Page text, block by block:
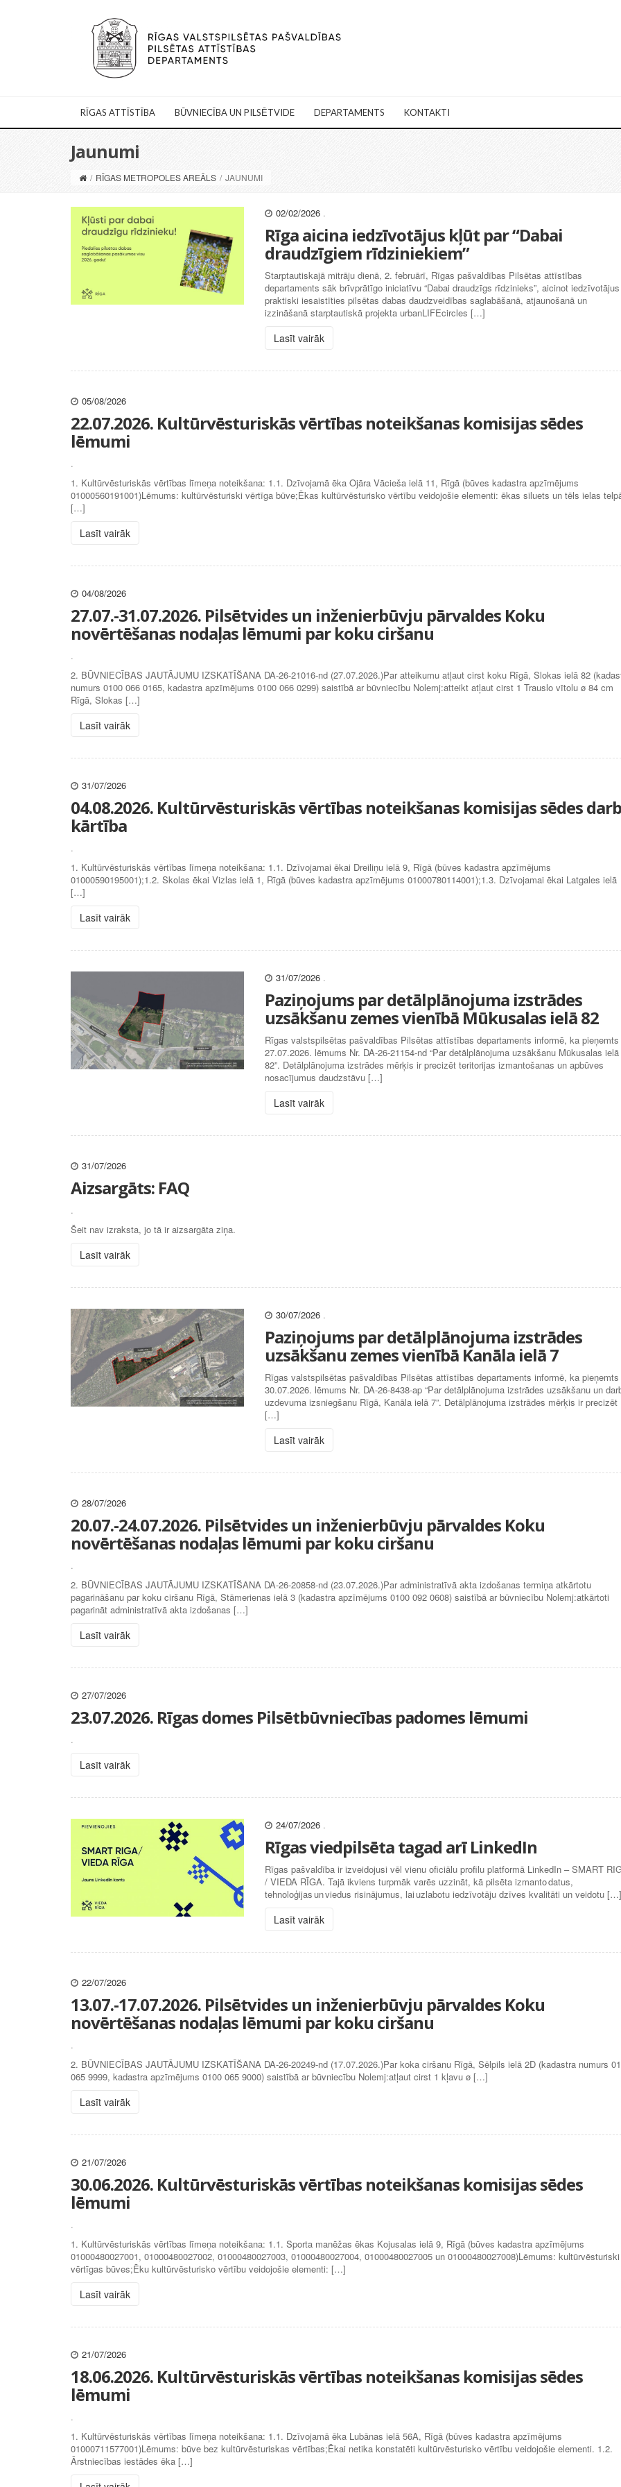
RĪGAS ATTĪSTĪBA BŪVNIECĪBA UN PILSĒTVIDE DEPARTAMENTS KONTAKTI
Jaunumi
/ RĪGAS METROPOLES AREĀLS / JAUNUMI
02/02/2026 .
Rīga aicina iedzīvotājus kļūt par “Dabai
draudzīgiem rīdziniekiem”
Starptautiskajā mitrāju dienā, 2. februārī, Rīgas pašvaldības Pilsētas attīstības
departaments sāk brīvprātīgo iniciatīvu “Dabai draudzīgs rīdzinieks”, aicinot iedzīvotājus
praktiski iesaistīties pilsētas dabas daudzveidības saglabāšanā, atjaunošanā un
izzināšanā starptautiskā projekta urbanLIFEcircles […]
Lasīt vairāk
05/08/2026
22.07.2026. Kultūrvēsturiskās vērtības noteikšanas komisijas sēdes
lēmumi
.
1. Kultūrvēsturiskās vērtības līmeņa noteikšana: 1.1. Dzīvojamā ēka Ojāra Vācieša ielā 11, Rīgā (būves kadastra apzīmējums
01000560191001)Lēmums: kultūrvēsturiski vērtīga būve;Ēkas kultūrvēsturisko vērtību veidojošie elementi: ēkas siluets un tēls ielas
[…]
Lasīt vairāk
04/08/2026
27.07.-31.07.2026. Pilsētvides un inženierbūvju pārvaldes Koku
novērtēšanas nodaļas lēmumi par koku ciršanu
.
2. BŪVNIECĪBAS JAUTĀJUMU IZSKATĪŠANA DA-26-21016-nd (27.07.2026.)Par atteikumu atļaut cirst koku Rīgā, Slokas ielā 82
numurs 0100 066 0165, kadastra apzīmējums 0100 066 0299) saistībā ar būvniecību Nolemj:atteikt atļaut cirst 1 Trauslo vītolu ø 84 cm
Rīgā, Slokas […]
Lasīt vairāk
31/07/2026
04.08.2026. Kultūrvēsturiskās vērtības noteikšanas komisijas sēdes
kārtība
.
1. Kultūrvēsturiskās vērtības līmeņa noteikšana: 1.1. Dzīvojamai ēkai Dreiliņu ielā 9, Rīgā (būves kadastra apzīmējums
01000590195001);1.2. Skolas ēkai Vizlas ielā 1, Rīgā (būves kadastra apzīmējums 01000780114001);1.3. Dzīvojamai ēkai Latgales ielā
[…]
Lasīt vairāk
31/07/2026 .
Paziņojums par detālplānojuma izstrādes
uzsākšanu zemes vienībā Mūkusalas ielā 82
Rīgas valstspilsētas pašvaldības Pilsētas attīstības departaments informē, ka pieņemts
27.07.2026. lēmums Nr. DA-26-21154-nd “Par detālplānojuma uzsākšanu Mūkusalas ielā
82”. Detālplānojuma izstrādes mērķis ir precizēt teritorijas izmantošanas un apbūves
nosacījumus daudzstāvu […]
Lasīt vairāk
31/07/2026
Aizsargāts: FAQ
.
Šeit nav izraksta, jo tā ir aizsargāta ziņa.
Lasīt vairāk
30/07/2026 .
Paziņojums par detālplānojuma izstrādes
uzsākšanu zemes vienībā Kanāla ielā 7
Rīgas valstspilsētas pašvaldības Pilsētas attīstības departaments informē, ka pieņemts
30.07.2026. lēmums Nr. DA-26-8438-ap “Par detālplānojuma izstrādes uzsākšanu un
uzdevuma izsniegšanu Rīgā, Kanāla ielā 7”. Detālplānojuma izstrādes mērķis ir precizēt
[…]
Lasīt vairāk
28/07/2026
20.07.-24.07.2026. Pilsētvides un inženierbūvju pārvaldes Koku
novērtēšanas nodaļas lēmumi par koku ciršanu
.
2. BŪVNIECĪBAS JAUTĀJUMU IZSKATĪŠANA DA-26-20858-nd (23.07.2026.)Par administratīvā akta izdošanas termiņa atkārtotu
pagarināšanu par koku ciršanu Rīgā, Stāmerienas ielā 3 (kadastra apzīmējums 0100 092 0608) saistībā ar būvniecību Nolemj:atkārtoti
pagarināt administratīvā akta izdošanas […]
Lasīt vairāk
27/07/2026
23.07.2026. Rīgas domes Pilsētbūvniecības padomes lēmumi
.
Lasīt vairāk
24/07/2026 .
Rīgas viedpilsēta tagad arī LinkedIn
Rīgas pašvaldība ir izveidojusi vēl vienu oficiālu profilu platformā LinkedIn – SMART
/ VIEDA RĪGA. Tajā ikviens turpmāk varēs uzzināt, kā pilsēta izmanto datus,
tehnoloģijas un viedus risinājumus, lai uzlabotu iedzīvotāju dzīves kvalitāti un veidotu […]
Lasīt vairāk
22/07/2026
13.07.-17.07.2026. Pilsētvides un inženierbūvju pārvaldes Koku
novērtēšanas nodaļas lēmumi par koku ciršanu
.
2. BŪVNIECĪBAS JAUTĀJUMU IZSKATĪŠANA DA-26-20249-nd (17.07.2026.)Par koka ciršanu Rīgā, Sēlpils ielā 2D (kadastra numurs
065 9999, kadastra apzīmējums 0100 065 9000) saistībā ar būvniecību Nolemj:atļaut cirst 1 kļavu ø […]
Lasīt vairāk
21/07/2026
30.06.2026. Kultūrvēsturiskās vērtības noteikšanas komisijas sēdes
lēmumi
.
1. Kultūrvēsturiskās vērtības līmeņa noteikšana: 1.1. Sporta manēžas ēkas Kojusalas ielā 9, Rīgā (būves kadastra apzīmējums
01000480027001, 01000480027002, 01000480027003, 01000480027004, 01000480027005 un 01000480027008)Lēmums: kultūrvēsturiski
vērtīgas būves;Ēku kultūrvēsturisko vērtību veidojošie elementi: […]
Lasīt vairāk
21/07/2026
18.06.2026. Kultūrvēsturiskās vērtības noteikšanas komisijas sēdes
lēmumi
.
1. Kultūrvēsturiskās vērtības līmeņa noteikšana: 1.1. Dzīvojamā ēka Lubānas ielā 56A, Rīgā (būves kadastra apzīmējums
01000711577001)Lēmums: būve bez kultūrvēsturiskas vērtības;Ēkai netika konstatēti kultūrvēsturisko vērtību veidojošie elementi. 1.2.
Ārstniecības iestādes ēka […]